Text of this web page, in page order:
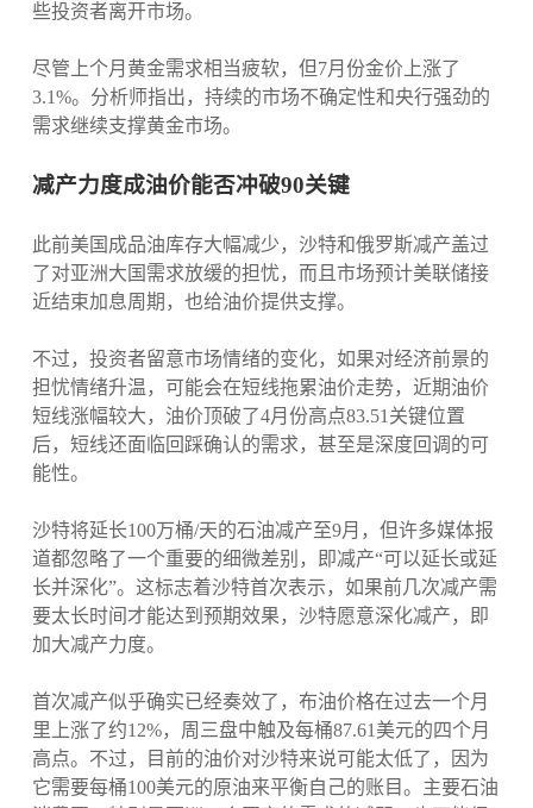
些投资者离开市场。
尽管上个月黄金需求相当疲软，但7月份金价上涨了
3.1%。分析师指出，持续的市场不确定性和央行强劲的
需求继续支撑黄金市场。
减产力度成油价能否冲破90关键
此前美国成品油库存大幅减少，沙特和俄罗斯减产盖过
了对亚洲大国需求放缓的担忧，而且市场预计美联储接
近结束加息周期，也给油价提供支撑。
不过，投资者留意市场情绪的变化，如果对经济前景的
担忧情绪升温，可能会在短线拖累油价走势，近期油价
短线涨幅较大，油价顶破了4月份高点83.51关键位置
后，短线还面临回踩确认的需求，甚至是深度回调的可
能性。
沙特将延长100万桶/天的石油减产至9月，但许多媒体报
道都忽略了一个重要的细微差别，即减产“可以延长或延
长并深化”。这标志着沙特首次表示，如果前几次减产需
要太长时间才能达到预期效果，沙特愿意深化减产，即
加大减产力度。
首次减产似乎确实已经奏效了，布油价格在过去一个月
里上涨了约12%，周三盘中触及每桶87.61美元的四个月
高点。不过，目前的油价对沙特来说可能太低了，因为
它需要每桶100美元的原油来平衡自己的账目。主要石油